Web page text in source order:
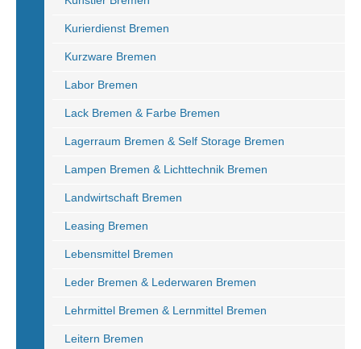
Kurierdienst Bremen
Kurzware Bremen
Labor Bremen
Lack Bremen & Farbe Bremen
Lagerraum Bremen & Self Storage Bremen
Lampen Bremen & Lichttechnik Bremen
Landwirtschaft Bremen
Leasing Bremen
Lebensmittel Bremen
Leder Bremen & Lederwaren Bremen
Lehrmittel Bremen & Lernmittel Bremen
Leitern Bremen